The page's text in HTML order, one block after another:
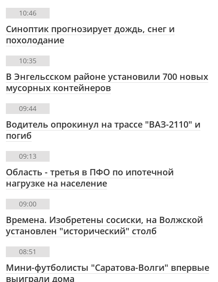
10:46
Синоптик прогнозирует дождь, снег и
похолодание
10:35
В Энгельсском районе установили 700 новых
мусорных контейнеров
09:44
Водитель опрокинул на трассе "ВАЗ-2110" и
погиб
09:13
Область - третья в ПФО по ипотечной
нагрузке на население
09:00
Времена. Изобретены сосиски, на Волжской
установлен "исторический" столб
08:51
Мини-футболисты "Саратова-Волги" впервые
выиграли дома